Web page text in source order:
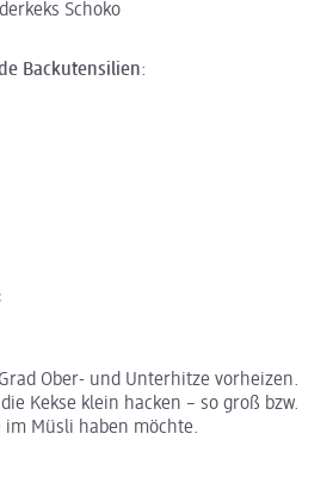
Schoko
Backutensilien:
Ober- und Unterhitze vorheizen.
Kekse klein hacken – so groß bzw.
im Müsli haben möchte.